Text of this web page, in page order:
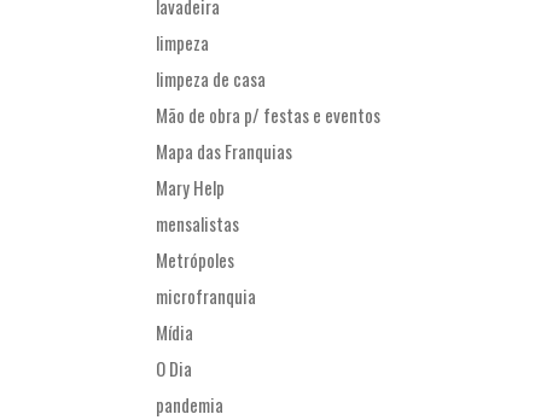
lavadeira
limpeza
limpeza de casa
Mão de obra p/ festas e eventos
Mapa das Franquias
Mary Help
mensalistas
Metrópoles
microfranquia
Mídia
O Dia
pandemia